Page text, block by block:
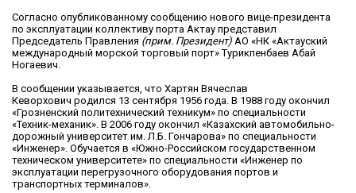
Согласно опубликованному сообщению нового вице-президента
по эксплуатации коллективу порта Актау представил
Председатель Правления (прим. Президент) АО «НК «Актауский
международный морской торговый порт» Турикпенбаев Абай
Ногаевич.
В сообщении указывается, что Хартян Вячеслав
Кеворхович родился 13 сентября 1956 года. В 1988 году окончил
«Грозненский политехнический техникум» по специальности
«Техник-механик». В 2006 году окончил «Казахский автомобильно-
дорожный университет им. Л.Б. Гончарова» по специальности
«Инженер». Обучается в «Южно-Российском государственном
техническом университете» по специальности «Инженер по
эксплуатации перегрузочного оборудования портов и
транспортных терминалов».